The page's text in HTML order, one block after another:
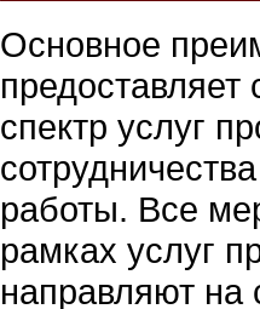
Основное
спектр услуг
работы. Все
рамках услуг
направляют на